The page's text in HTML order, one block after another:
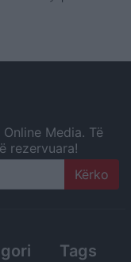
Media. Të
rezervuara!
Tags